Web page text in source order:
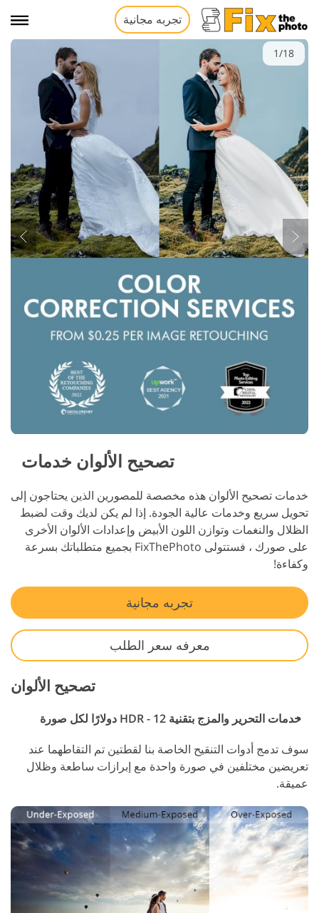
تجربه مجانية
1/18
تصحيح الألوان خدمات
خدمات تصحيح الألوان هذه مخصصة للمصورين الذين يحتاجون إلى
تحويل سريع وخدمات عالية الجودة. إذا لم يكن لديك وقت لضبط
الظلال والنغمات وتوازن اللون الأبيض وإعدادات الألوان الأخرى
على صورك ، فستتولى FixThePhoto بجميع متطلباتك بسرعة
وكفاءة!
تجربه مجانية
معرفه سعر الطلب
تصحيح الألوان
خدمات التحرير والمزج بتقنية HDR - 12 دولارًا لكل صورة
سوف تدمج أدوات التنقيح الخاصة بنا لقطتين تم التقاطهما عند
تعريضين مختلفين في صورة واحدة مع إبرازات ساطعة وظلال
عميقة.